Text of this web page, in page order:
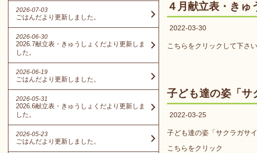
４月献立表・きゅ
2022-03-30
こちらをクリックして下
子ども達の姿「サ
2022-03-25
子ども達の姿「サクラガサ
こちらをクリック
2026-07-03
ごはんだより更新しました。
2026-06-30
2026.7献立表・きゅうしょくだより更新しま
した。
2026-06-19
ごはんだより更新しました。
2026-05-31
2026.6献立表・きゅうしょくだより更新しま
した。
2026-05-23
ごはんだより更新しました。